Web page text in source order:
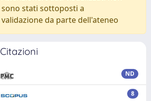
sono stati sottoposti a
validazione da parte dell'ateneo
Citazioni
ND
8